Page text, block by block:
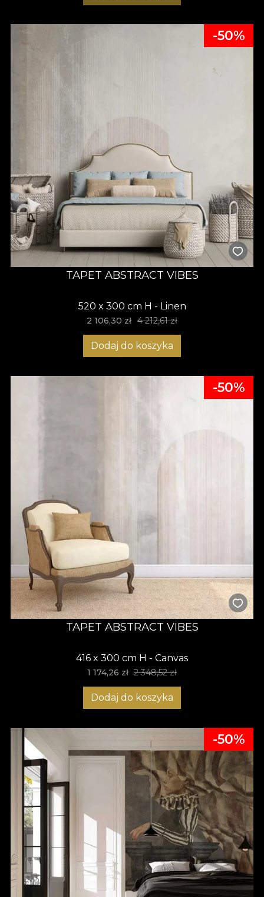
-50%
TAPET ABSTRACT VIBES
520 x 300 cm H - Linen
2 106,30 zł 4 212,61 zł
Dodaj do koszyka
-50%
TAPET ABSTRACT VIBES
416 x 300 cm H - Canvas
1 174,26 zł 2 348,52 zł
Dodaj do koszyka
-50%